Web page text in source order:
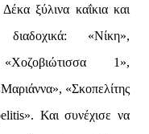
ξύλινα καΐκια και
«Νίκη»,
1»,
«Σκοπελίτης
Και συνέχισε να